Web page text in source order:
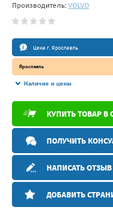
Производитель: VOLVO
Цена г. Ярославль
Ярославль
Наличие и цены
КУПИТЬ ТОВАР В
ПОЛУЧИТЬ
НАПИСАТЬ
ДОБАВИТЬ